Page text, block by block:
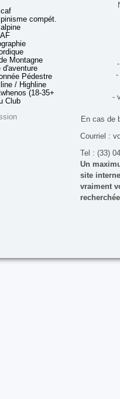
compét.
Montagne
d'aventure
Pédestre
/ Highline
(18-35+ ans)
Club
-
-
En cas de
Courriel :
Tel : (33)
Un
site
vraiment